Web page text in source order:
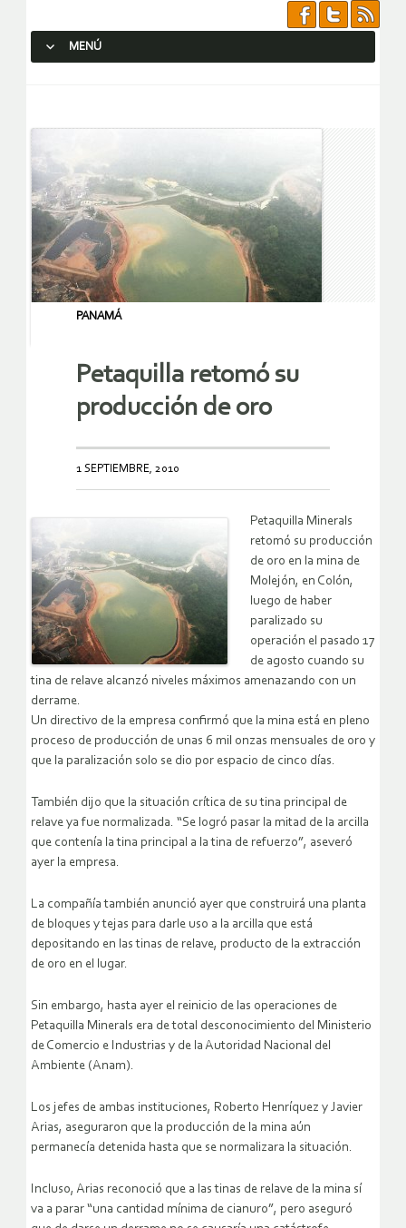
MENÚ
PANAMÁ
Petaquilla retomó su
producción de oro
1 SEPTIEMBRE, 2010
Petaquilla Minerals
retomó su producción
de oro en la mina de
Molejón, en Colón,
luego de haber
paralizado su
operación el pasado 17
de agosto cuando su
tina de relave alcanzó niveles máximos amenazando con un
derrame.
Un directivo de la empresa confirmó que la mina está en pleno
proceso de producción de unas 6 mil onzas mensuales de oro y
que la paralización solo se dio por espacio de cinco días.
También dijo que la situación crítica de su tina principal de
relave ya fue normalizada. “Se logró pasar la mitad de la arcilla
que contenía la tina principal a la tina de refuerzo”, aseveró
ayer la empresa.
La compañía también anunció ayer que construirá una planta
de bloques y tejas para darle uso a la arcilla que está
depositando en las tinas de relave, producto de la extracción
de oro en el lugar.
Sin embargo, hasta ayer el reinicio de las operaciones de
Petaquilla Minerals era de total desconocimiento del Ministerio
de Comercio e Industrias y de la Autoridad Nacional del
Ambiente (Anam).
Los jefes de ambas instituciones, Roberto Henríquez y Javier
Arias, aseguraron que la producción de la mina aún
permanecía detenida hasta que se normalizara la situación.
Incluso, Arias reconoció que a las tinas de relave de la mina sí
va a parar “una cantidad mínima de cianuro”, pero aseguró